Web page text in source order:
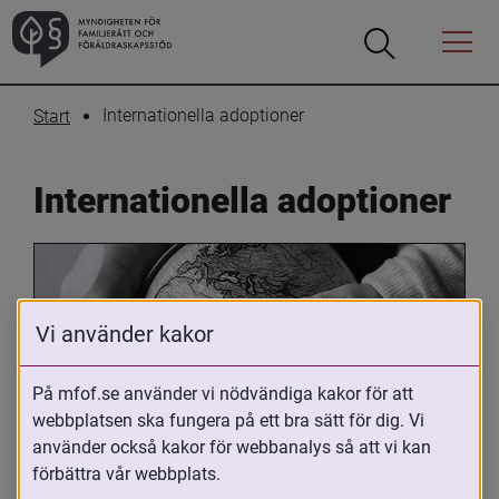
Öppna
Öppna
Menyn
Start Internationella adoptioner
Internationella adoptioner
Oavsett om du är adopterad,
adoptivförälder eller arbetar med
Vi använder kakor
På mfof.se använder vi nödvändiga kakor för att
webbplatsen ska fungera på ett bra sätt för dig. Vi
använder också kakor för webbanalys så att vi kan
förbättra vår webbplats.